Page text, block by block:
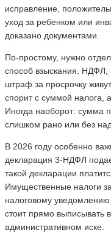
исправление,
уход за ребенком или
доказано документами.
По-простому, нужно
способ взыскания.
штраф за просрочку
спорит с суммой налога,
Иногда наоборот: сумма
слишком рано или без
В 2026 году особенно
декларация 3-НДФЛ
такой декларации
Имущественные налоги
налоговому
стоит прямо выписывать
административном иске.